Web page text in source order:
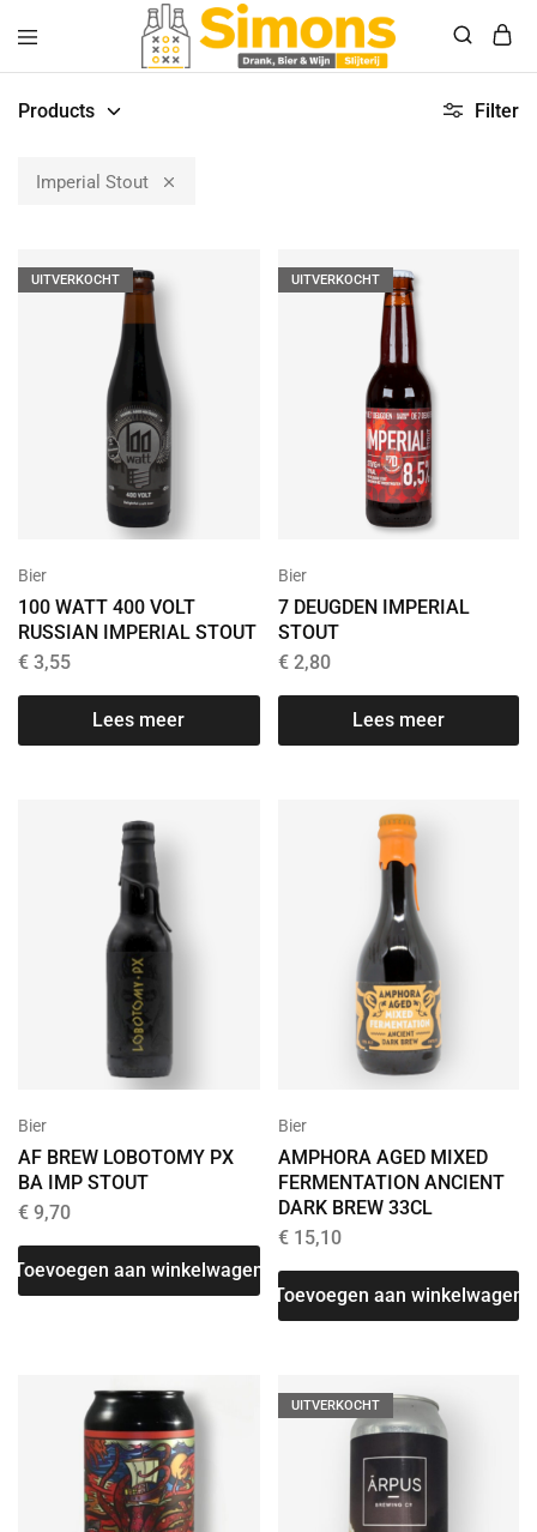
Simonsdrank.nl
Drank,
&
Products Filter
Imperial Stout
UITVERKOCHT
Bier
100 WATT 400 VOLT
RUSSIAN IMPERIAL STOUT
€ 3,55
Lees meer
UITVERKOCHT
Bier
7 DEUGDEN IMPERIAL
STOUT
€2,80
Lees meer
Bier
AF BREW LOBOTOMY PX
BA IMP STOUT
€ 9,70
Toevoegen aan winkelwagen
Bier
AMPHORA AGED MIXED
FERMENTATION ANCIENT
DARK BREW 33CL
€15,10
Toevoegen aan winkelwagen
UITVERKOCHT